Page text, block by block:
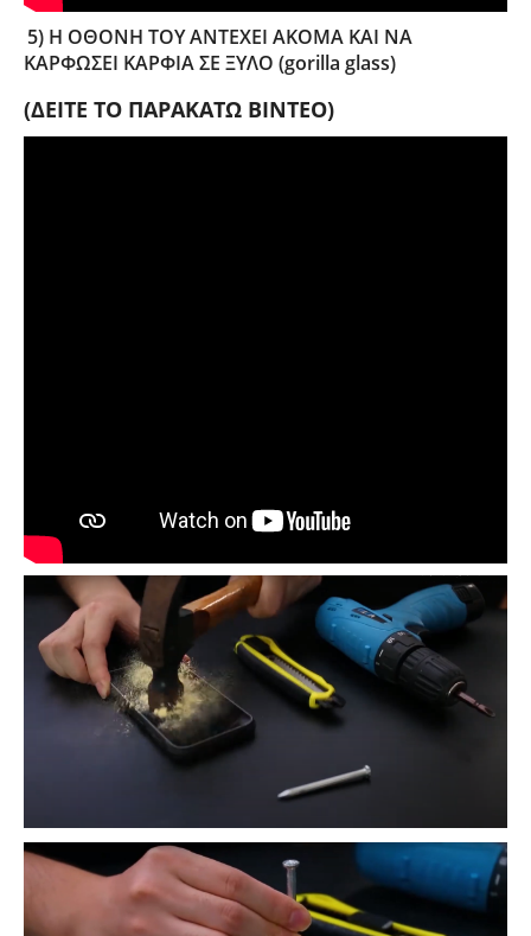
5) Η ΟΘΟΝΗ ΤΟΥ ΑΝΤΕΧΕΙ ΑΚΟΜΑ ΚΑΙ ΝΑ
ΚΑΡΦΩΣΕΙ ΚΑΡΦΙΑ ΣΕ ΞΥΛΟ (gorilla glass)
(ΔΕΙΤΕ ΤΟ ΠΑΡΑΚΑΤΩ ΒΙΝΤΕΟ)